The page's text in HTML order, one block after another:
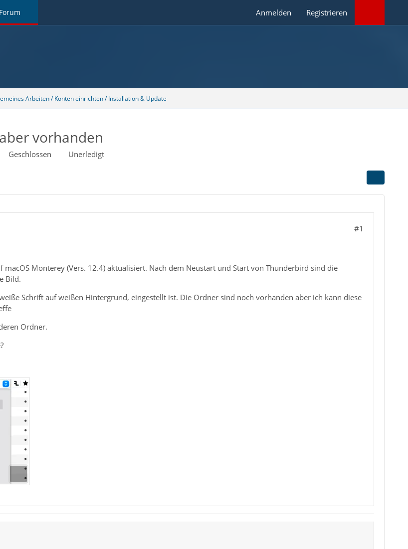
Forum Anmelden Registrieren
Arbeiten / Konten einrichten / Installation & Update
vorhanden
Geschlossen Unerledigt
#1
macOS Monterey (Vers. 12.4) aktualisiert. Nach dem Neustart und Start von Thunderbird sind die
Bild.
Schrift auf weißen Hintergrund, eingestellt ist. Die Ordner sind noch vorhanden aber ich kann diese
Ordner.